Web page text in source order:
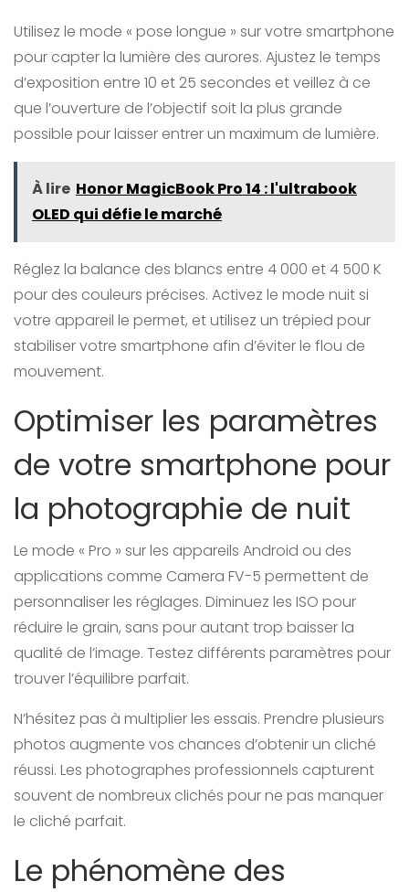
Utilisez le mode « pose longue » sur votre smartphone
pour capter la lumière des aurores. Ajustez le temps
d’exposition entre 10 et 25 secondes et veillez à ce
que l’ouverture de l’objectif soit la plus grande
possible pour laisser entrer un maximum de lumière.
À lire Honor MagicBook Pro 14 : l'ultrabook
OLED qui défie le marché
Réglez la balance des blancs entre 4 000 et 4 500 K
pour des couleurs précises. Activez le mode nuit si
votre appareil le permet, et utilisez un trépied pour
stabiliser votre smartphone afin d’éviter le flou de
mouvement.
Optimiser les paramètres
de votre smartphone pour
la photographie de nuit
Le mode « Pro » sur les appareils Android ou des
applications comme Camera FV-5 permettent de
personnaliser les réglages. Diminuez les ISO pour
réduire le grain, sans pour autant trop baisser la
qualité de l’image. Testez différents paramètres pour
trouver l’équilibre parfait.
N’hésitez pas à multiplier les essais. Prendre plusieurs
photos augmente vos chances d’obtenir un cliché
réussi. Les photographes professionnels capturent
souvent de nombreux clichés pour ne pas manquer
le cliché parfait.
Le phénomène des